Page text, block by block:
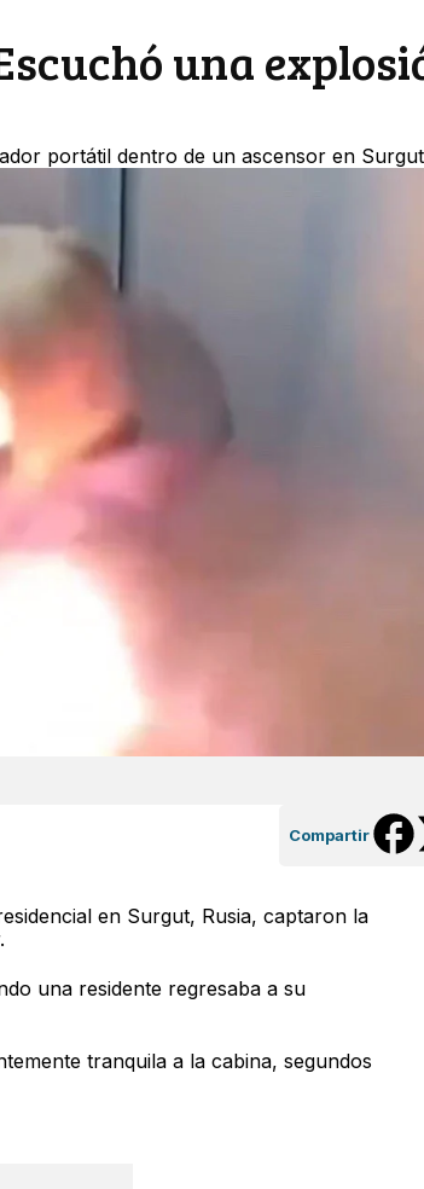
una
portátil dentro de un ascensor en
Compartir
en Surgut, Rusia, captaron la
una residente regresaba a su
tranquila a la cabina, segundos